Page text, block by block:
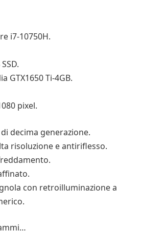
i7-10750H.
GTX1650 Ti-4GB.
pixel.
decima generazione.
risoluzione e antiriflesso.
con retroilluminazione a